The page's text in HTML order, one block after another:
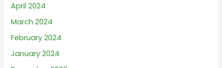
April 2024
March 2024
February 2024
January 2024